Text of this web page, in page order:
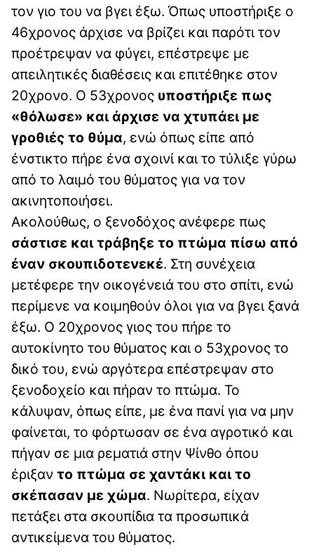
τον γιο του να βγει έξω. Όπως υποστήριξε ο
46χρονος άρχισε να βρίζει και παρότι τον
προέτρεψαν να φύγει, επέστρεψε με
απειλητικές διαθέσεις και επιτέθηκε στον
20χρονο. Ο 53χρονος υποστήριξε πως
«θόλωσε» και άρχισε να χτυπάει με
γροθιές το θύμα, ενώ όπως είπε από
ένστικτο πήρε ένα σχοινί και το τύλιξε γύρω
από το λαιμό του θύματος για να τον
ακινητοποιήσει.
Ακολούθως, ο ξενοδόχος ανέφερε πως
σάστισε και τράβηξε το πτώμα πίσω από
έναν σκουπιδοτενεκέ. Στη συνέχεια
μετέφερε την οικογένειά του στο σπίτι, ενώ
περίμενε να κοιμηθούν όλοι για να βγει ξανά
έξω. Ο 20χρονος γιος του πήρε το
αυτοκίνητο του θύματος και ο 53χρονος το
δικό του, ενώ αργότερα επέστρεψαν στο
ξενοδοχείο και πήραν το πτώμα. Το
κάλυψαν, όπως είπε, με ένα πανί για να μην
φαίνεται, το φόρτωσαν σε ένα αγροτικό και
πήγαν σε μια ρεματιά στην Ψίνθο όπου
έριξαν το πτώμα σε χαντάκι και το
σκέπασαν με χώμα. Νωρίτερα, είχαν
πετάξει στα σκουπίδια τα προσωπικά
αντικείμενα του θύματος.